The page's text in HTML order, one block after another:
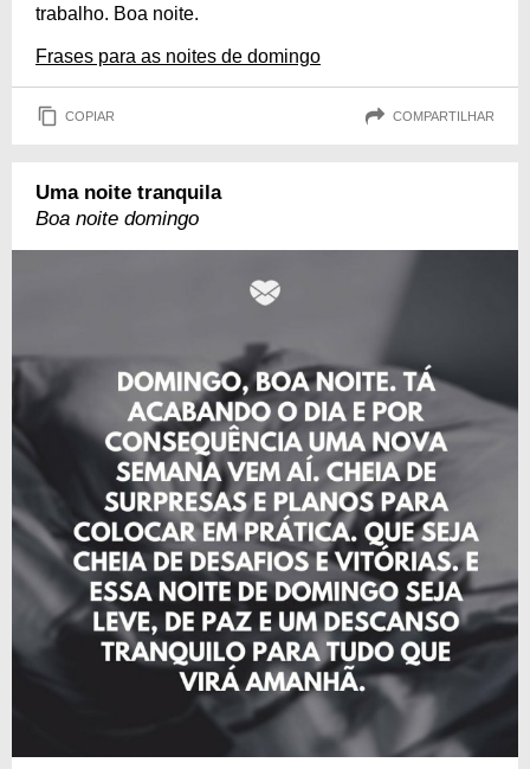
trabalho. Boa noite.
Frases para as noites de domingo
COPIAR COMPARTILHAR
Uma noite tranquila
Boa noite domingo